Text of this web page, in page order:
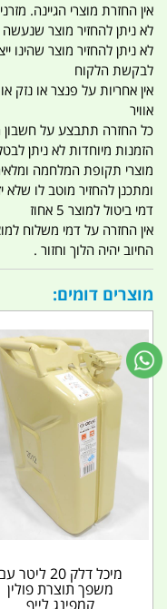
אין החזרת מוצרי הגיינה.
לא ניתן להחזיר מוצר שנעשה
לא ניתן להחזיר מוצר שהינו
לבקשת הלקוח
אין אחריות על פנצר או נזק
אוויר
כל החזרה תתבצע על חשבון
הזמנות מיוחדות לא ניתן
מוצרי תקופת המלחמה
ומתכנן להחזיר מוטב לו שלא
דמי ביטול למוצר 5 אחוז
אין החזרה על דמי משלוח
החיוב יהיה הלוך וחזור .
מוצרים דומים:
מיכל דלק 20 ליטר
משפך תוצרת פולין
קמפינג לייף